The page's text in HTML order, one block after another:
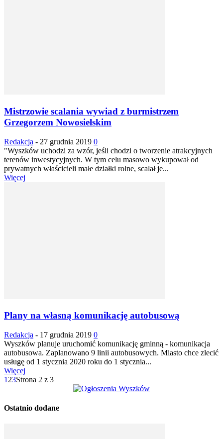
Mistrzowie scalania wywiad z burmistrzem
Grzegorzem Nowosielskim
Redakcja - 27 grudnia 2019 0
"Wyszków uchodzi za wzór, jeśli chodzi o tworzenie atrakcyjnych
terenów inwestycyjnych. W tym celu masowo wykupował od
prywatnych właścicieli małe działki rolne, scalał je...
Więcej
Plany na własną komunikację autobusową
Redakcja - 17 grudnia 2019 0
Wyszków planuje uruchomić komunikację gminną - komunikacja
autobusowa. Zaplanowano 9 linii autobusowych. Miasto chce zlecić
usługę od 1 stycznia 2020 roku do 1 stycznia...
Więcej
1 23Strona 2 z 3
Ostatnio dodane